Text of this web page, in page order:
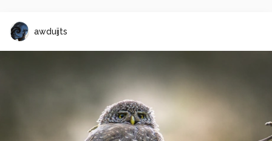
awduijts